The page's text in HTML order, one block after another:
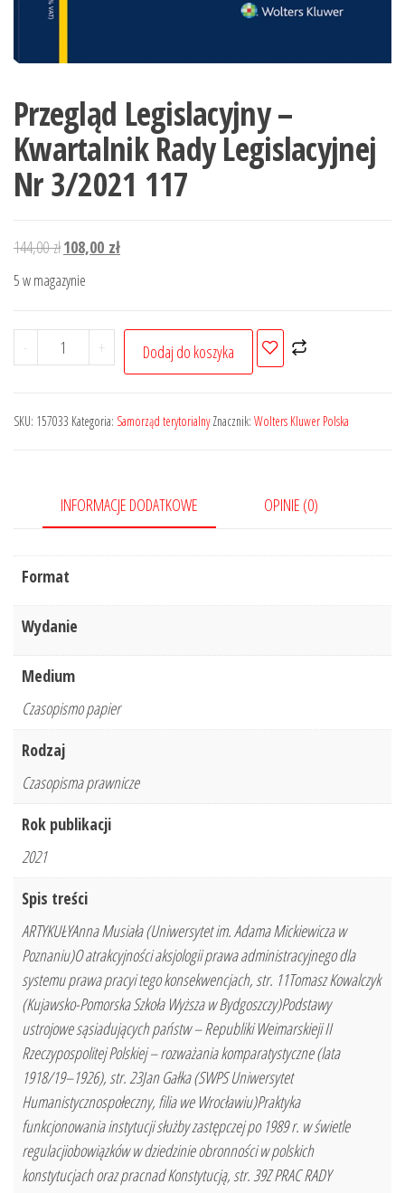
Przegląd Legislacyjny –
Kwartalnik Rady Legislacyjnej
Nr 3/2021 117
144,00złPierwotna
cena
wynosiła:
108,00 złAktualna
5 w magazynie
-
ilość
Przegląd
-
117
+ Dodaj do koszyka
SKU: 157033 Kategoria: Samorząd terytorialny Znacznik: Wolters Kluwer Polska
INFORMACJE DODATKOWE OPINIE (0)
Format
Wydanie
Medium
Czasopismo papier
Rodzaj
Czasopisma prawnicze
Rok publikacji
2021
Spis treści
ARTYKUŁYAnna Musiała (Uniwersytet im. Adama Mickiewicza w
Poznaniu)O atrakcyjności aksjologii prawa administracyjnego dla
systemu prawa pracyi tego konsekwencjach, str. 11Tomasz Kowalczyk
(Kujawsko-Pomorska Szkoła Wyższa w Bydgoszczy)Podstawy
ustrojowe sąsiadujących państw – Republiki Weimarskieji II
Rzeczypospolitej Polskiej – rozważania komparatystyczne (lata
1918/19–1926), str. 23Jan Gałka (SWPS Uniwersytet
Humanistycznospołeczny, filia we Wrocławiu)Praktyka
funkcjonowania instytucji służby zastępczej po 1989 r. w świetle
regulacjiobowiązków w dziedzinie obronności w polskich
konstytucjach oraz pracnad Konstytucją, str. 39Z PRAC RADY